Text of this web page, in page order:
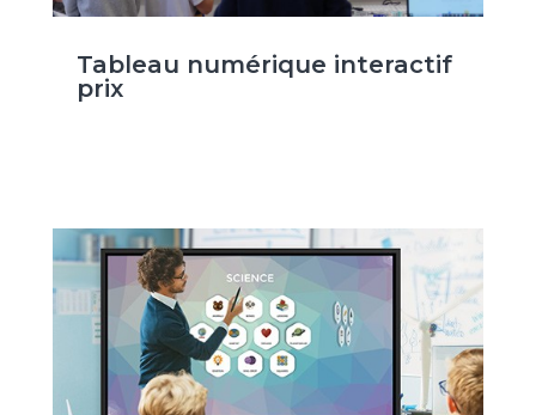
Tableau numérique interactif
prix